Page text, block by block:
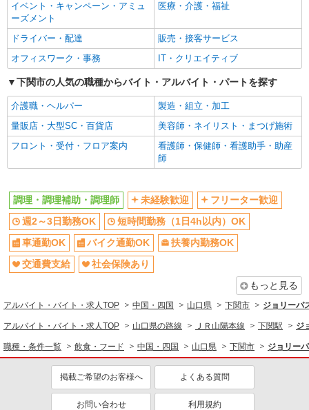
イベント・キャンペーン・アミュ
ーズメント
医療・介護・福祉
ドライバー・配達
販売・接客サービス
オフィスワーク・事務
IT・クリエイティブ
下関市の人気の職種からバイト・アルバイト・パートを探す
介護職・ヘルパー
製造・組立・加工
量販店・大型SC・百貨店
美容師・ネイリスト・まつげ施術
フロント・受付・フロア案内
看護師・保健師・看護助手・助産
師
調理・調理補助・調理師 未経験歓迎
フリーター歓迎
週2～3日勤務OK
短時間勤務（1日4h以内）OK
車通勤OK
バイク通勤OK
扶養内勤務OK
交通費支給
社会保険あり
もっと見る
アルバイト・バイト・求人TOP 中国・四国 山口県 下関市 ジョリーパ
アルバイト・バイト・求人TOP 山口県の路線 ＪＲ山陽本線 下関駅 ジ
職種・条件一覧 飲食・フード 中国・四国 山口県 下関市 ジョリー
掲載ご希望のお客様へ よくある質問
お問い合わせ 利用規約